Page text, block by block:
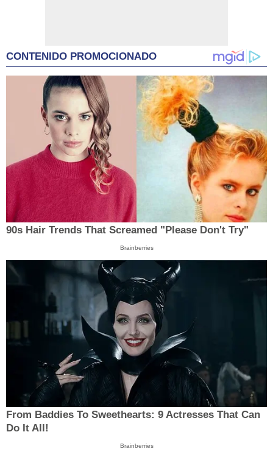
CONTENIDO PROMOCIONADO
90s Hair Trends That Screamed "Please Don't Try"
Brainberries
From Baddies To Sweethearts: 9 Actresses That Can
Do It All!
Brainberries